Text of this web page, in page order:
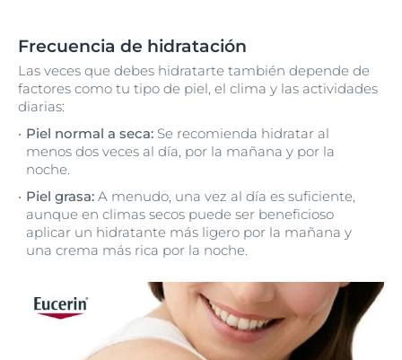
Frecuencia de hidratación
Las veces que debes hidratarte también depende de
factores como tu tipo de piel, el clima y las actividades
diarias:
Piel normal a seca: Se recomienda hidratar al
menos dos veces al día, por la mañana y por la
noche.
Piel grasa: A menudo, una vez al día es suficiente,
aunque en climas secos puede ser beneficioso
aplicar un hidratante más ligero por la mañana y
una crema más rica por la noche.